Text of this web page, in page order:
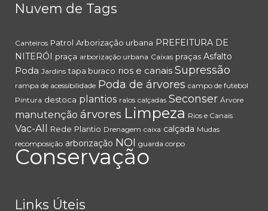
Nuvem de Tags
Canteiros Patrol Arborização urbana PREFEITURA DE
NITERÓI
praça arborização urbana Caixas praças Asfalto
Poda Jardins tapa buraco rios e canais Supressão
rampa de acessibilidade Poda de árvores campo de futebol
Pintura destoca plantios ralos calçadas Seconser Árvore
manutenção árvores Limpeza Rios e Canais
Vac-All Rede Plantio Drenagem caixa calçada Mudas
recomposição arborização NOI guarda corpo
Conservação
Links Úteis